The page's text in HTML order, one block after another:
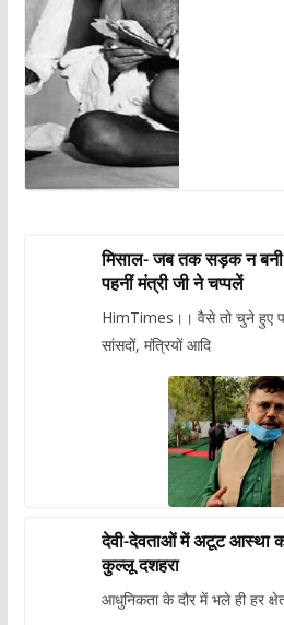
मिसाल- जब तक सड़क न
पहनीं मंत्री जी ने चप्पलें
HimTimes।। वैसे तो चुने हुए
सांसदों, मंत्रियों आदि
देवी-देवताओं में अटूट आस्था
कुल्लू दशहरा
आधुनिकता के दौर में भले ही हर